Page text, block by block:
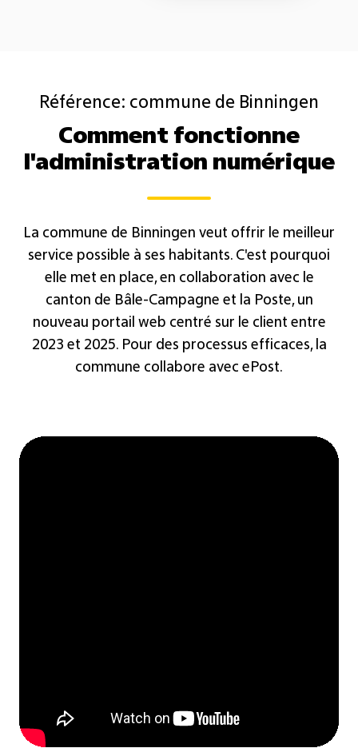
Référence: commune de Binningen
Comment fonctionne
l'administration numérique
La commune de Binningen veut offrir le meilleur
service possible à ses habitants. C'est pourquoi
elle met en place, en collaboration avec le
canton de Bâle-Campagne et la Poste, un
nouveau portail web centré sur le client entre
2023 et 2025. Pour des processus efficaces, la
commune collabore avec ePost.